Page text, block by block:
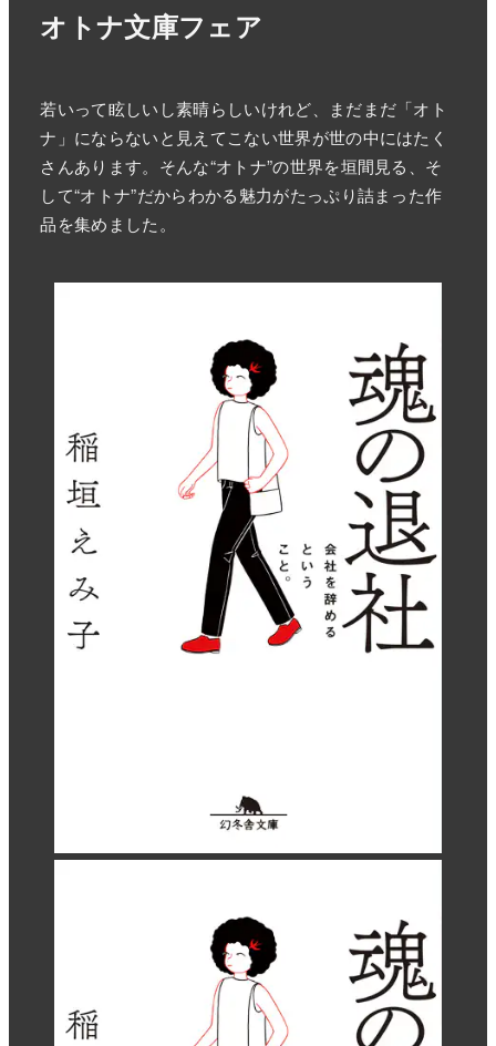
オトナ文庫フェア
若いって眩しいし素晴らしいけれど、まだまだ「オト
ナ」にならないと見えてこない世界が世の中にはたく
さんあります。そんな“オトナ”の世界を垣間見る、そ
して“オトナ”だからわかる魅力がたっぷり詰まった作
品を集めました。